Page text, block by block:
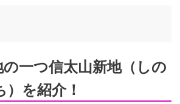
一つ信太山新地（しの
を紹介！